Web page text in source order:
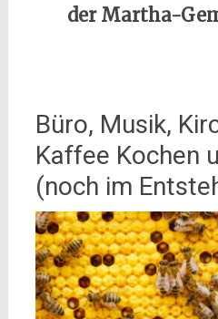
der Martha-
Büro, Musik,
Kaffee Kochen
(noch im